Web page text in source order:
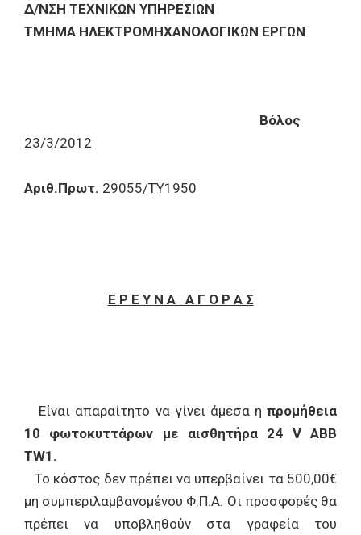
Δ/ΝΣΗ ΤΕΧΝΙΚΩΝ ΥΠΗΡΕΣΙΩΝ
ΤΜΗΜΑ ΗΛΕΚΤΡΟΜΗΧΑΝΟΛΟΓΙΚΩΝ ΕΡΓΩΝ
Βόλος
23/3/2012
Αριθ.Πρωτ. 29055/TY1950
Ε Ρ Ε Υ Ν Α Α Γ Ο Ρ Α Σ
Είναι απαραίτητο να γίνει άμεσα η προμήθεια
10 φωτοκυττάρων με αισθητήρα 24 V ABB
TW1.
Το κόστος δεν πρέπει να υπερβαίνει τα 500,00€
μη συμπεριλαμβανομένου Φ.Π.Α. Οι προσφορές θα
πρέπει να υποβληθούν στα γραφεία του